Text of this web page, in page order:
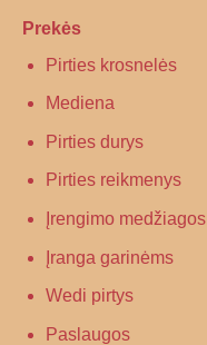
Prekės
Pirties krosnelės
Mediena
Pirties durys
Pirties reikmenys
Įrengimo medžiagos
Įranga garinėms
Wedi pirtys
Paslaugos